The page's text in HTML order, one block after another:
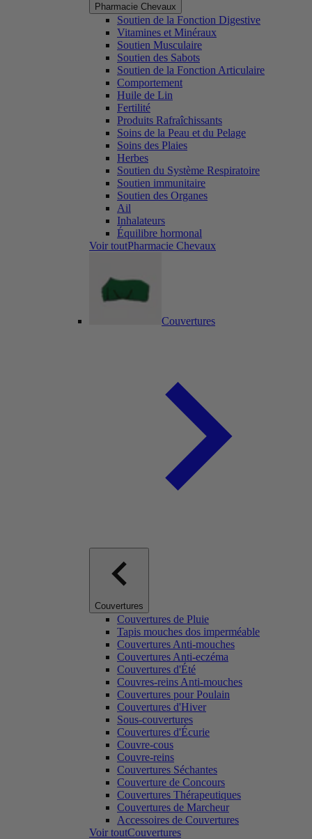
Pharmacie Chevaux
Soutien de la Fonction Digestive
Vitamines et Minéraux
Soutien Musculaire
Soutien des Sabots
Soutien de la Fonction Articulaire
Comportement
Huile de Lin
Fertilité
Produits Rafraîchissants
Soins de la Peau et du Pelage
Soins des Plaies
Herbes
Soutien du Système Respiratoire
Soutien immunitaire
Soutien des Organes
Ail
Inhalateurs
Équilibre hormonal
Voir toutPharmacie Chevaux
Couvertures
Couvertures
Couvertures de Pluie
Tapis mouches dos imperméable
Couvertures Anti-mouches
Couvertures Anti-eczéma
Couvertures d'Été
Couvres-reins Anti-mouches
Couvertures pour Poulain
Couvertures d'Hiver
Sous-couvertures
Couvertures d'Écurie
Couvre-cous
Couvre-reins
Couvertures Séchantes
Couverture de Concours
Couvertures Thérapeutiques
Couvertures de Marcheur
Accessoires de Couvertures
Voir toutCouvertures